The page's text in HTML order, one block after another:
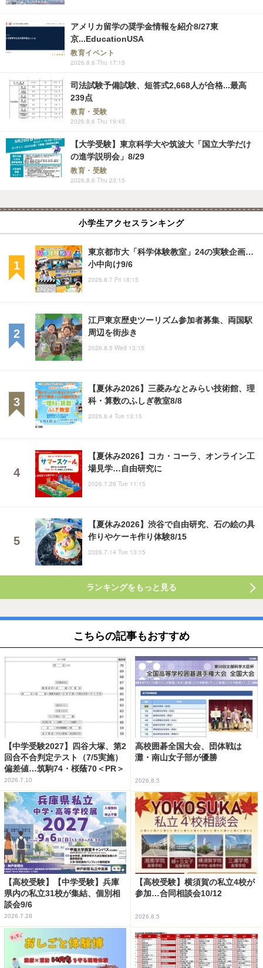
アメリカ留学の奨学金情報を紹介8/27東
京...EducationUSA
教育イベント
2026.8.6 Thu 17:15
司法試験予備試験、短答式2,668人が合格...最高
239点
教育・受験
2026.8.6 Thu 19:45
【大学受験】東京科学大や筑波大「国立大学だけ
の進学説明会」8/29
教育・受験
2026.8.6 Thu 23:15
小学生アクセスランキング
東京都市大「科学体験教室」24の実験企画…
小中向け9/6
2026.8.7 Fri 18:15
江戸東京歴史ツーリズム参加者募集、両国駅
周辺を街歩き
2026.8.5 Wed 13:15
【夏休み2026】三菱みなとみらい技術館、理
科・算数のふしぎ教室8/8
2026.8.4 Tue 13:15
【夏休み2026】コカ・コーラ、オンライン工
場見学…自由研究に
2026.7.28 Tue 11:15
【夏休み2026】渋谷で自由研究、石の絵の具
作りやケーキ作り体験8/15
2026.7.14 Tue 13:15
ランキングをもっと見る
こちらの記事もおすすめ
【中学受験2027】四谷大塚、第2
回合不合判定テスト（7/5実施）
偏差値…筑駒74・桜蔭70＜PR＞
2026.7.10
高校囲碁全国大会、団体戦は
灘・南山女子部が優勝
2026.8.5
【高校受験】【中学受験】兵庫
県内の私立31校が集結、個別相
談会9/6
2026.7.28
【高校受験】横須賀の私立4校が
参加…合同相談会10/12
2026.8.5